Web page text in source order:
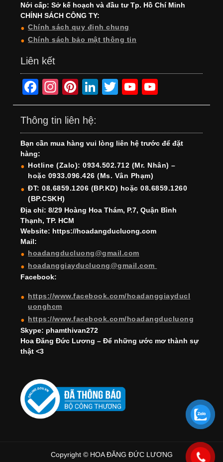
Nới cấp: Sở kế hoạch và đầu tư Tp. Hồ Chí Minh
CHÍNH SÁCH CÔNG TY:
Chính sách quy định chung
Chính sách bảo mật thông tin
Liên kết
F
a
c
e
b
o
o
k
In
st
a
gr
a
m
Pi
nt
er
e
st
Li
n
e
dI
n
T
wi
er
Y
o
T
u
b
e
o
T
u
b
e
h
Thông tin liên hệ:
Bạn cần mua hàng vui lòng liên hệ trước để đặt
hàng:
Hotline (Zalo): 0934.502.712 (Mr. Nhân) –
hoặc 0933.096.426 (Ms. Vân Phạm)
ĐT: 08.6859.1206 (BP.KD) hoặc 08.6859.1260
(BP.CSKH)
Địa chỉ: 8/29 Hoàng Hoa Thám, P.7, Quận Bình
Thạnh, TP. HCM
Website: https://hoadangducluong.com
Mail:
hoadangducluong@gmail.com
hoadanggiayducluong@gmail.com
Facebook:
https://www.facebook.com/hoadanggiayducl
uonghcm
https://www.facebook.com/hoadangducluong
Skype: phamthivan272
Hoa Đăng Đức Lương – Để những ước mơ thành sự
thật <3
Copyright © HOA ĐĂNG ĐỨC LƯƠNG